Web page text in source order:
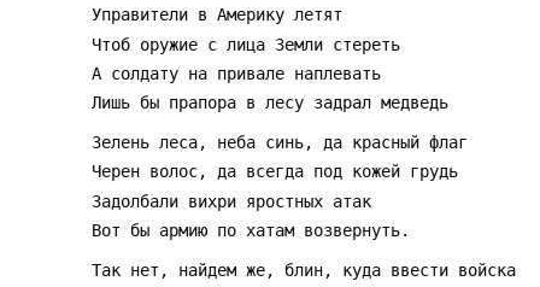
		Управители в Америку летят
		Чтоб оружие с лица Земли стереть
		А солдату на привале наплевать
		Лишь бы прапора в лесу задрал медведь
		Зелень леса, неба синь, да красный флаг
		Черен волос, да всегда под кожей грудь
		Задолбали вихри яростных атак
		Вот бы армию по хатам возвернуть.
		Так нет, найдем же, блин, куда ввести войска